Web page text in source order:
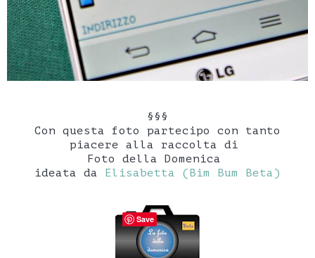
§§§
Con questa foto partecipo con tanto
piacere alla raccolta di
Foto della Domenica
ideata da Elisabetta (Bim Bum Beta)
Save